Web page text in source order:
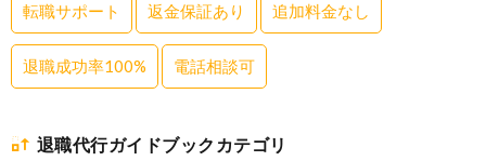
転職サポート 返金保証あり 追加料金なし
退職成功率100% 電話相談可
退職代行ガイドブックカテゴリ